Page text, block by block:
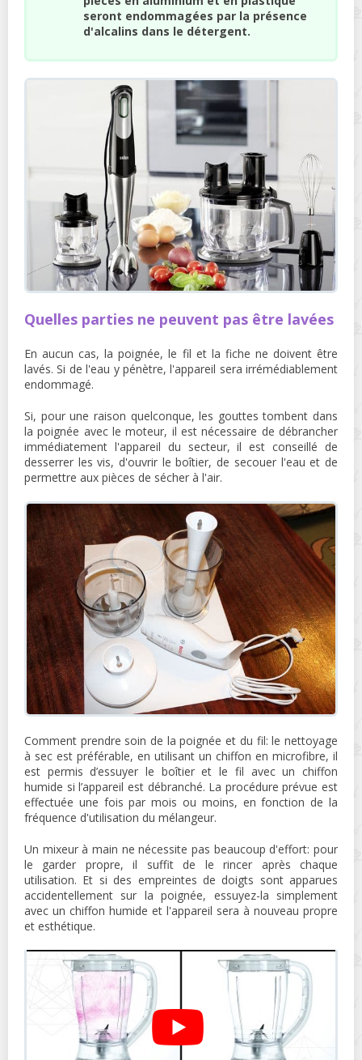
seront endommagées par la présence
d'alcalins dans le détergent.
Quelles parties ne peuvent pas être lavées
En aucun cas, la poignée, le fil et la fiche ne doivent être
lavés. Si de l'eau y pénètre, l'appareil sera irrémédiablement
endommagé.
Si, pour une raison quelconque, les gouttes tombent dans
la poignée avec le moteur, il est nécessaire de débrancher
immédiatement l'appareil du secteur, il est conseillé de
desserrer les vis, d'ouvrir le boîtier, de secouer l'eau et de
permettre aux pièces de sécher à l'air.
Comment prendre soin de la poignée et du fil: le nettoyage
à sec est préférable, en utilisant un chiffon en microfibre, il
est permis d’essuyer le boîtier et le fil avec un chiffon
humide si l’appareil est débranché. La procédure prévue est
effectuée une fois par mois ou moins, en fonction de la
fréquence d'utilisation du mélangeur.
Un mixeur à main ne nécessite pas beaucoup d'effort: pour
le garder propre, il suffit de le rincer après chaque
utilisation. Et si des empreintes de doigts sont apparues
accidentellement sur la poignée, essuyez-la simplement
avec un chiffon humide et l'appareil sera à nouveau propre
et esthétique.